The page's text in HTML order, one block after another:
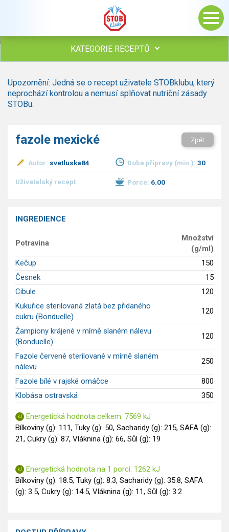
KATEGORIE RECEPTŮ
Polévky
Studená kuchyně
hovězí, telecí
vnitřnosti
Omáčky
Saláty
Sladké pokrmy
Dezerty
Nápoje
Ostatní
Dětské recepty
GLP-1 recepty
Upozornění: Jedná se o recept uživatele STOBklubu, který
neprochází kontrolou a nemusí splňovat nutriční zásady
STOBu.
fazole mexické Zpět
Autor: svetluska84 Doba přípravy (min.): 30
Uživatelský recept Porce: 6.00
INGREDIENCE
Potravina
Množství
(g/ml)
Kečup
150
Česnek
15
Cibule
120
Kukuřice sterilovaná zlatá bez přidaného
cukru (Bonduelle)
120
Žampiony krájené v mírně slaném nálevu
(Bonduelle)
120
Fazole červené sterilované v mírně slaném
nálevu
250
Fazole bílé v rajské omáčce
800
Klobása ostravská
350
Energetická hodnota celkem: 7569 kJ
Bílkoviny (g): 111, Tuky (g): 50, Sacharidy (g): 215, SAFA (g):
21, Cukry (g): 87, Vláknina (g): 66, Sůl (g): 19
Energetická hodnota na 1 porci: 1262 kJ
Bílkoviny (g): 18.5, Tuky (g): 8.3, Sacharidy (g): 35.8, SAFA
(g): 3.5, Cukry (g): 14.5, Vláknina (g): 11, Sůl (g): 3.2